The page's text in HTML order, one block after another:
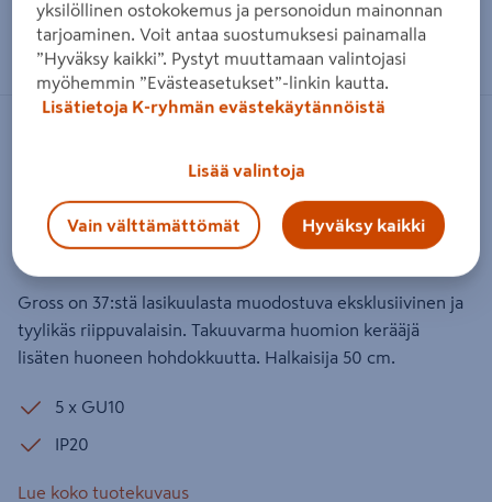
Zoomaa kuvaa sormilla kosketusnäytöllä
Riippuvalaisin By Rydéns Gross
Amber
Tuotenumero:501951603 EAN-koodi :7391741004420
Gross on 37:stä lasikuulasta muodostuva eksklusiivinen ja
tyylikäs riippuvalaisin. Takuuvarma huomion kerääjä
lisäten huoneen hohdokkuutta. Halkaisija 50 cm.
5 x GU10
IP20
Lue koko tuotekuvaus
yksilöllinen ostokokemus ja personoidun mainonnan
tarjoaminen. Voit antaa suostumuksesi painamalla
”Hyväksy kaikki”. Pystyt muuttamaan valintojasi
myöhemmin ”Evästeasetukset”-linkin kautta.
Lisätietoja K-ryhmän evästekäytännöistä
Lisää valintoja
Vain välttämättömät Hyväksy kaikki